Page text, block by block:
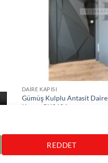
REDDET
DAIRE KAPISI
Gümüş Kulplu Antasit Daire
Kapısı ÇK0686